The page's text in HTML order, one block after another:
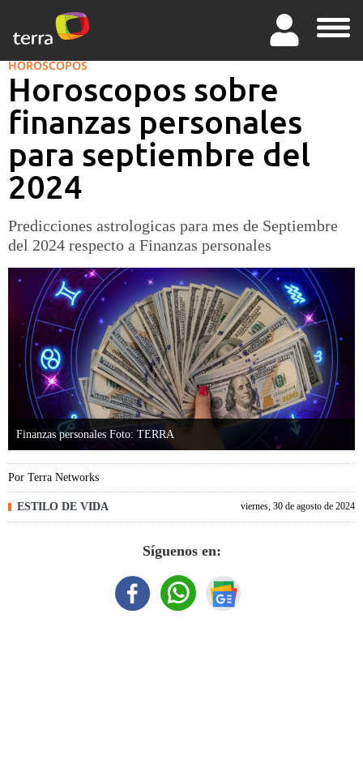
HOROSCOPOS
Horoscopos sobre
finanzas personales
para septiembre del
2024
Predicciones astrologicas para mes de Septiembre
del 2024 respecto a Finanzas personales
Finanzas personales Foto: TERRA
ESTILO DE VIDA
Por Terra Networks
viernes, 30 de agosto de 2024
Síguenos en: